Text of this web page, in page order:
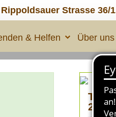
Rippoldsauer Strasse 36/
& Helfen Über uns
2